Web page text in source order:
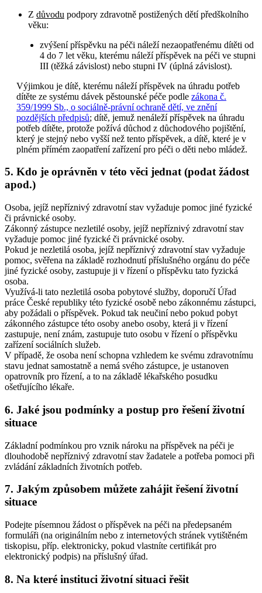
Z důvodu podpory zdravotně postižených dětí předškolního
věku:
zvýšení příspěvku na péči náleží nezaopatřenému dítěti od
4 do 7 let věku, kterému náleží příspěvek na péči ve stupni
III (těžká závislost) nebo stupni IV (úplná závislost).
Výjimkou je dítě, kterému náleží příspěvek na úhradu potřeb
dítěte ze systému dávek pěstounské péče podlezákona č.
359/1999 Sb., o sociálně-právní ochraně dětí, ve znění
pozdějších předpisů; dítě, jemuž nenáleží příspěvek na úhradu
potřeb dítěte, protože požívá důchod z důchodového pojištění,
který je stejný nebo vyšší než tento příspěvek, a dítě, které je v
plném přímém zaopatření zařízení pro péči o děti nebo mládež.
5. Kdo je oprávněn v této věci jednat (podat žádost
apod.)
Osoba, jejíž nepříznivý zdravotní stav vyžaduje pomoc jiné fyzické
či právnické osoby.
Zákonný zástupce nezletilé osoby, jejíž nepříznivý zdravotní stav
vyžaduje pomoc jiné fyzické či právnické osoby.
Pokud je nezletilá osoba, jejíž nepříznivý zdravotní stav vyžaduje
pomoc, svěřena na základě rozhodnutí příslušného orgánu do péče
jiné fyzické osoby, zastupuje ji v řízení o příspěvku tato fyzická
osoba.
Využívá-li tato nezletilá osoba pobytové služby, doporučí Úřad
práce České republiky této fyzické osobě nebo zákonnému zástupci,
aby požádali o příspěvek. Pokud tak neučiní nebo pokud pobyt
zákonného zástupce této osoby anebo osoby, která ji v řízení
zastupuje, není znám, zastupuje tuto osobu v řízení o příspěvku
zařízení sociálních služeb.
V případě, že osoba není schopna vzhledem ke svému zdravotnímu
stavu jednat samostatně a nemá svého zástupce, je ustanoven
opatrovník pro řízení, a to na základě lékařského posudku
ošetřujícího lékaře.
6. Jaké jsou podmínky a postup pro řešení životní
situace
Základní podmínkou pro vznik nároku na příspěvek na péči je
dlouhodobě nepříznivý zdravotní stav žadatele a potřeba pomoci při
zvládání základních životních potřeb.
7. Jakým způsobem můžete zahájit řešení životní
situace
Podejte písemnou žádost o příspěvek na péči na předepsaném
formuláři (na originálním nebo z internetových stránek vytištěném
tiskopisu, příp. elektronicky, pokud vlastníte certifikát pro
elektronický podpis) na příslušný úřad.
8. Na které instituci životní situaci řešit